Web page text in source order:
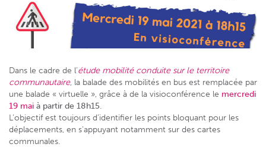
Dans le cadre de l’étude mobilité conduite sur le territoire
communautaire, la balade des mobilités en bus est remplacée par
une balade « virtuelle », grâce à de la visioconférence le mercredi
19 mai à partir de 18h15.
L’objectif est toujours d’identifier les points bloquant pour les
déplacements, en s’appuyant notamment sur des cartes
communales.